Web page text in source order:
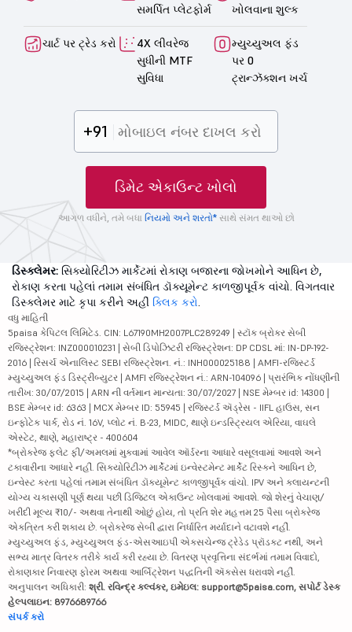
સમર્પિત પ્લેટફોર્મ
ખોલવાના શુલ્ક
ચાર્ટ પર ટ્રેડ કરો
4X લીવરેજ
સુધીની MTF
સુવિધા
મ્યુચ્યુઅલ ફંડ
પર 0
ટ્રાન્ઝૅક્શન ખર્ચ
+91
ડિમેટ એકાઉન્ટ ખોલો
આગળ વધીને, તમે બધા નિયમો અને શરતો*સાથે સંમત થાઓ છો
ડિસ્ક્લેમર: સિક્યોરિટીઝ માર્કેટમાં રોકાણ બજારના જોખમોને આધિન છે,
રોકાણ કરતા પહેલાં તમામ સંબંધિત ડૉક્યૂમેન્ટ કાળજીપૂર્વક વાંચો. વિગતવાર
ડિસ્ક્લેમર માટે કૃપા કરીને અહીં ક્લિક કરો.
વધુ માહિતી
5paisa કેપિટલ લિમિટેડ. CIN: L67190MH2007PLC289249 | સ્ટૉક બ્રોકર સેબી
રજિસ્ટ્રેશન: INZ000010231 | સેબી ડિપોઝિટરી રજિસ્ટ્રેશન: DP CDSL માં: IN-DP-192-
2016 | રિસર્ચ એનાલિસ્ટ SEBI રજિસ્ટ્રેશન. નં.: INH000025188 | AMFI-રજિસ્ટર્ડ
મ્યુચ્યુઅલ ફંડ ડિસ્ટ્રીબ્યુટર | AMFI રજિસ્ટ્રેશન નં.: ARN-104096 | પ્રારંભિક નોંધણીની
તારીખ: 30/07/2015 | ARN ની વર્તમાન માન્યતા: 30/07/2027 | NSE મેમ્બર id: 14300 |
BSE મેમ્બર id: 6363 | MCX મેમ્બર ID: 55945 | રજિસ્ટર્ડ ઍડ્રેસ - IIFL હાઉસ, સન
ઇન્ફોટેક પાર્ક, રોડ નં. 16V, પ્લોટ નં. B-23, MIDC, થાણે ઇન્ડસ્ટ્રિયલ એરિયા, વાઘલે
એસ્ટેટ, થાણે, મહારાષ્ટ્ર - 400604
*બ્રોકરેજ ફ્લેટ ફી/અમલમાં મુકવામાં આવેલ ઑર્ડરના આધારે વસૂલવામાં આવશે અને
ટકાવારીના આધારે નહીં. સિક્યોરિટીઝ માર્કેટમાં ઇન્વેસ્ટમેન્ટ માર્કેટ રિસ્કને આધિન છે,
ઇન્વેસ્ટ કરતા પહેલાં તમામ સંબંધિત ડૉક્યૂમેન્ટ કાળજીપૂર્વક વાંચો. IPV અને ક્લાયન્ટની
યોગ્ય ચકાસણી પૂર્ણ થયા પછી ડિજિટલ એકાઉન્ટ ખોલવામાં આવશે. જો શેરનું વેચાણ/
ખરીદી મૂલ્ય ₹10/- અથવા તેનાથી ઓછું હોય, તો પ્રતિ શેર મહત્તમ 25 પૈસા બ્રોકરેજ
એકત્રિત કરી શકાય છે. બ્રોકરેજ સેબી દ્વારા નિર્ધારિત મર્યાદાને વટાવશે નહીં.
મ્યુચ્યુઅલ ફંડ, મ્યુચ્યુઅલ ફંડ-એસઆઇપી એક્સચેન્જ ટ્રેડેડ પ્રૉડક્ટ નથી, અને
સભ્ય માત્ર વિતરક તરીકે કાર્ય કરી રહ્યા છે. વિતરણ પ્રવૃત્તિના સંદર્ભમાં તમામ વિવાદો,
રોકાણકાર નિવારણ ફોરમ અથવા આર્બિટ્રેશન પદ્ધતિની ઍક્સેસ ધરાવશે નહીં.
અનુપાલન અધિકારી: શ્રી. રવિન્દ્ર કલ્વંકર, ઇમેઇલ: support@5paisa.com, સપોર્ટ ડેસ્ક
હેલ્પલાઇન: 8976689766
સંપર્ક કરો